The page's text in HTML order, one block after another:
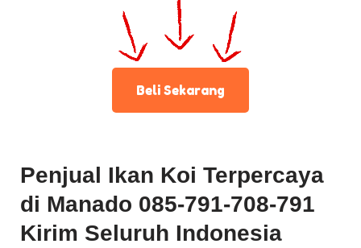
Beli Sekarang
Penjual Ikan Koi Terpercaya
di Manado 085-791-708-791
Kirim Seluruh Indonesia